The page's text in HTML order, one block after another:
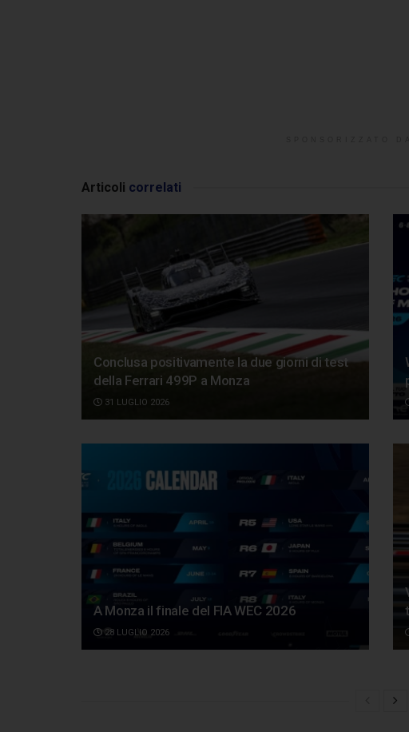
Articoli correlati
Conclusa positivamente la due giorni di test
della Ferrari 499P a Monza
31 LUGLIO 2026
A Monza il finale del FIA WEC 2026
28 LUGLIO 2026